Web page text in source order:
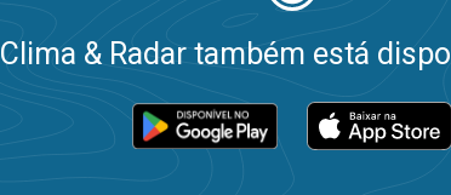
Clima & Radar também está